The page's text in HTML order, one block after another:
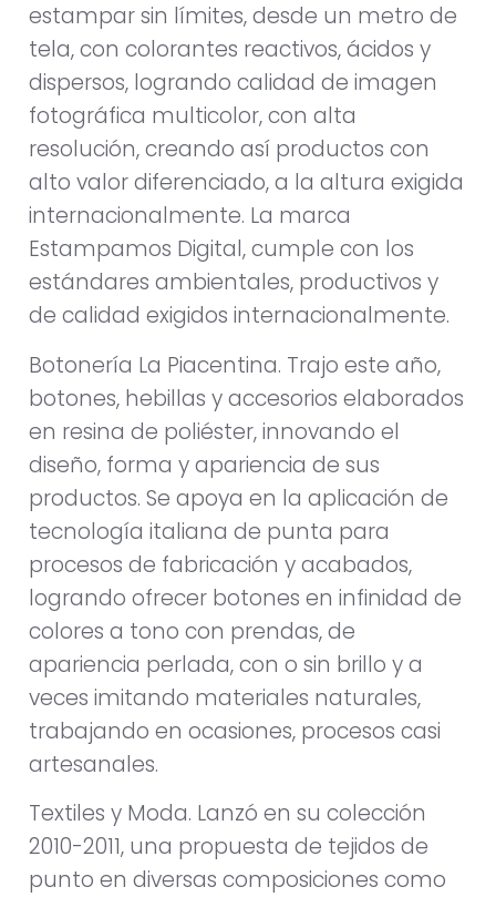
estampar sin límites, desde un metro de
tela, con colorantes reactivos, ácidos y
dispersos, logrando calidad de imagen
fotográfica multicolor, con alta
resolución, creando así productos con
alto valor diferenciado, a la altura exigida
internacionalmente. La marca
Estampamos Digital, cumple con los
estándares ambientales, productivos y
de calidad exigidos internacionalmente.
Botonería La Piacentina. Trajo este año,
botones, hebillas y accesorios elaborados
en resina de poliéster, innovando el
diseño, forma y apariencia de sus
productos. Se apoya en la aplicación de
tecnología italiana de punta para
procesos de fabricación y acabados,
logrando ofrecer botones en infinidad de
colores a tono con prendas, de
apariencia perlada, con o sin brillo y a
veces imitando materiales naturales,
trabajando en ocasiones, procesos casi
artesanales.
Textiles y Moda. Lanzó en su colección
2010-2011, una propuesta de tejidos de
punto en diversas composiciones como